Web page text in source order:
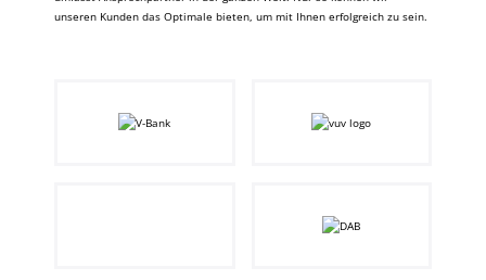
unseren Kunden das Optimale bieten, um mit Ihnen erfolgreich zu sein.